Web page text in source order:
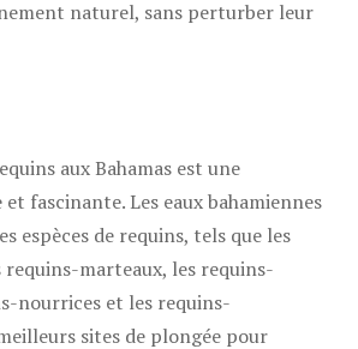
naturel, sans perturber leur
aux Bahamas est une
fascinante. Les eaux bahamiennes
espèces de requins, tels que les
marteaux, les requins-
nourrices et les requins-
sites de plongée pour